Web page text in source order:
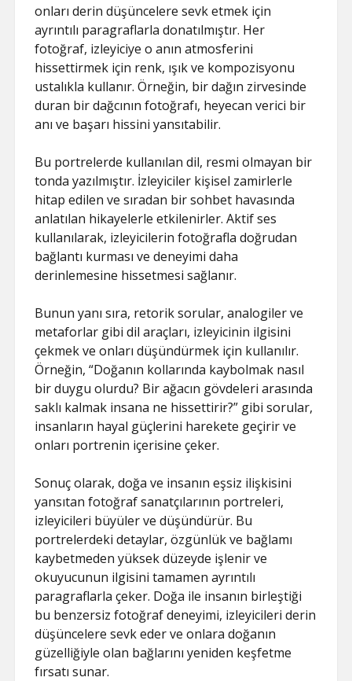
onları derin düşüncelere sevk etmek için
ayrıntılı paragraflarla donatılmıştır. Her
fotoğraf, izleyiciye o anın atmosferini
hissettirmek için renk, ışık ve kompozisyonu
ustalıkla kullanır. Örneğin, bir dağın zirvesinde
duran bir dağcının fotoğrafı, heyecan verici bir
anı ve başarı hissini yansıtabilir.
Bu portrelerde kullanılan dil, resmi olmayan bir
tonda yazılmıştır. İzleyiciler kişisel zamirlerle
hitap edilen ve sıradan bir sohbet havasında
anlatılan hikayelerle etkilenirler. Aktif ses
kullanılarak, izleyicilerin fotoğrafla doğrudan
bağlantı kurması ve deneyimi daha
derinlemesine hissetmesi sağlanır.
Bunun yanı sıra, retorik sorular, analogiler ve
metaforlar gibi dil araçları, izleyicinin ilgisini
çekmek ve onları düşündürmek için kullanılır.
Örneğin, “Doğanın kollarında kaybolmak nasıl
bir duygu olurdu? Bir ağacın gövdeleri arasında
saklı kalmak insana ne hissettirir?” gibi sorular,
insanların hayal güçlerini harekete geçirir ve
onları portrenin içerisine çeker.
Sonuç olarak, doğa ve insanın eşsiz ilişkisini
yansıtan fotoğraf sanatçılarının portreleri,
izleyicileri büyüler ve düşündürür. Bu
portrelerdeki detaylar, özgünlük ve bağlamı
kaybetmeden yüksek düzeyde işlenir ve
okuyucunun ilgisini tamamen ayrıntılı
paragraflarla çeker. Doğa ile insanın birleştiği
bu benzersiz fotoğraf deneyimi, izleyicileri derin
düşüncelere sevk eder ve onlara doğanın
güzelliğiyle olan bağlarını yeniden keşfetme
fırsatı sunar.